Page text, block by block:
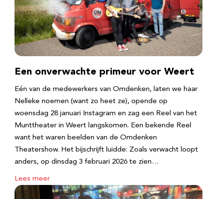
Een onverwachte primeur voor Weert
Eén van de medewerkers van Omdenken, laten we haar
Nelleke noemen (want zo heet ze), opende op
woensdag 28 januari Instagram en zag een Reel van het
Munttheater in Weert langskomen. Een bekende Reel
want het waren beelden van de Omdenken
Theatershow. Het bijschrijft luidde: Zoals verwacht loopt
anders, op dinsdag 3 februari 2026 te zien…
Lees meer